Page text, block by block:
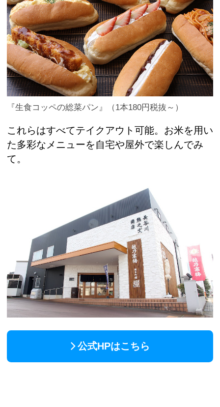
『生食コッペの総菜パン』（1本180円税抜～）
これらはすべてテイクアウト可能。お米を用い
た多彩なメニューを自宅や屋外で楽しんでみ
て。
公式HPはこちら